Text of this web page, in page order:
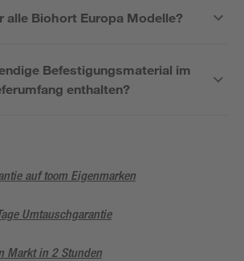
alle Biohort Europa Modelle?
Befestigungsmaterial im
enthalten?
auf toom Eigenmarken
Umtauschgarantie
Markt in 2 Stunden